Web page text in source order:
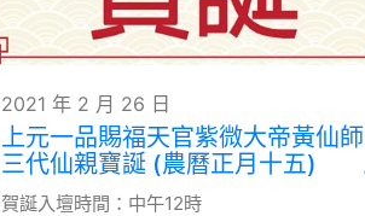
2021 年 2 月 26 日
上元一品賜福天官紫微大帝黃仙師
三代仙親寶誕 (農曆正月十五)
賀誕入壇時間：中午12時